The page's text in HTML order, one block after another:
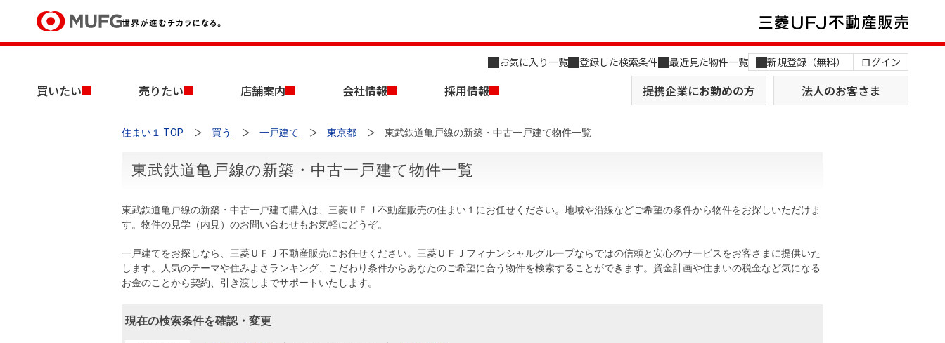
お気に入り一覧 登録した検索条件 最近見た物件一覧 新規登録（無料） ログイン
買いたい 売りたい 店舗案内 会社情報 採用情報 提携企業にお勤めの方 法人のお客さま
買いたいTOP
中古マンションを探す 新築・中古一戸建てを探す 土地を探す
売りたいTOP
無料査定 売却相談 AI不動産査定
店舗案内TOP
店舗のご案内（首都圏） 店舗のご案内（名古屋）
会社情報TOP
会社概要
組織図 役員一覧
採用情報TOP
キャリア採用情報
売りたい
住まい１ TOP 買う 一戸建て 東京都 東武鉄道亀戸線の新築・中古一戸建て物件一覧
東武鉄道亀戸線の新築・中古一戸建て物件一覧
東武鉄道亀戸線の新築・中古一戸建て購入は、三菱ＵＦＪ不動産販売の住まい１にお任せください。地域や沿線などご希望の条件から物件をお探しいただけま
す。物件の見学（内見）のお問い合わせもお気軽にどうぞ。
一戸建てをお探しなら、三菱ＵＦＪ不動産販売にお任せください。三菱ＵＦＪフィナンシャルグループならではの信頼と安心のサービスをお客さまに提供いた
します。人気のテーマや住みよさランキング、こだわり条件からあなたのご希望に合う物件を検索することができます。資金計画や住まいの税金など気になる
お金のことから契約、引き渡しまでサポートいたします。
現在の検索条件を確認・変更